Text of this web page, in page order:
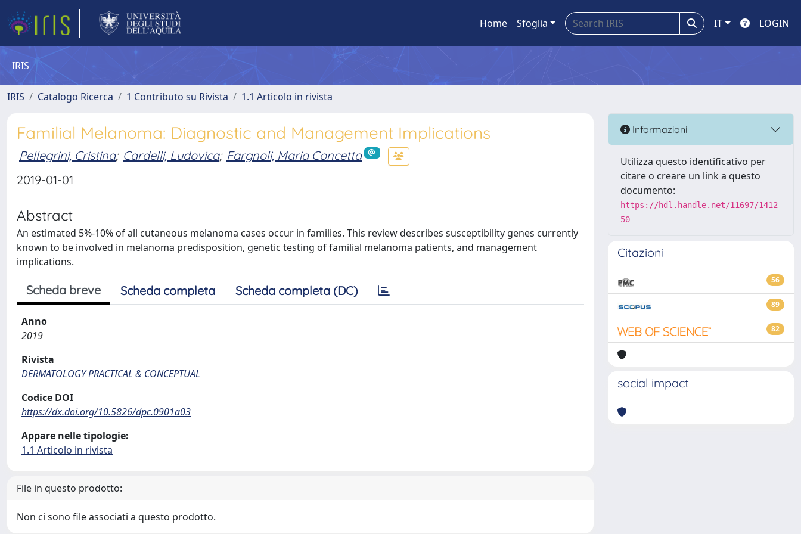
Home Sfoglia IT LOGIN
IRIS
IRIS Catalogo Ricerca 1 Contributo su Rivista 1.1 Articolo in rivista
Familial Melanoma: Diagnostic and Management Implications
Pellegrini, Cristina; Cardelli, Ludovica; Fargnoli, Maria Concetta
2019-01-01
Abstract
An estimated 5%-10% of all cutaneous melanoma cases occur in families. This review describes susceptibility genes currently
known to be involved in melanoma predisposition, genetic testing of familial melanoma patients, and management
implications.
Scheda breve Scheda completa Scheda completa (DC)
Anno
2019
Rivista
DERMATOLOGY PRACTICAL & CONCEPTUAL
Codice DOI
https://dx.doi.org/10.5826/dpc.0901a03
Appare nelle tipologie:
1.1 Articolo in rivista
File in questo prodotto:
Non ci sono file associati a questo prodotto.
Informazioni
Utilizza questo identificativo per
citare o creare un link a questo
documento:
https://hdl.handle.net/11697/1412
50
Citazioni
56
89
82
social impact